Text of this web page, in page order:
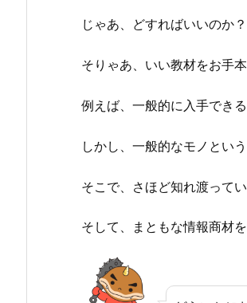
じゃあ、どすればいいのか？
そりゃあ、いい教材をお手
例えば、一般的に入手でき
しかし、一般的なモノとい
そこで、さほど知れ渡って
そして、まともな情報商材